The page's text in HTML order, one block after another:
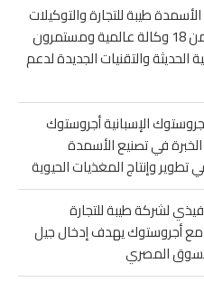
طيبة للتجارة والتوكيلات
قطاع الأسمدة في طيبة يضم أكثر من 18 وكالة عالمية ومستمرون
والتقنيات الجديدة لدعم
الإسبانية أجروستوك
1949، ونمتلك 38 من الخبرة في تصنيع الأسمدة
لشركة طيبة للتجارة
مع أجروستوك يهدف إدخال جيل
المصري